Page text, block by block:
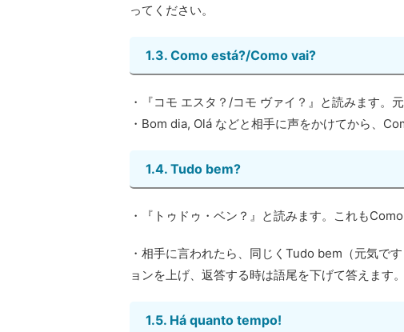
ってください。
1.3. Como está?/Como vai?
・『コモ エスタ？/コモ ヴァイ？』と読みます。
・Bom dia, Olá などと相手に声をかけてから、
1.4. Tudo bem?
・『トゥドゥ・ベン？』と読みます。これも
・相手に言われたら、同じくTudo bem（元気で
ョンを上げ、返答する時は語尾を下げて答えます。
1.5. Há quanto tempo!